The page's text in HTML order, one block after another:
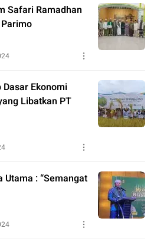
Safari Ramadhan
Ekonomi
Libatkan PT
: “Semangat